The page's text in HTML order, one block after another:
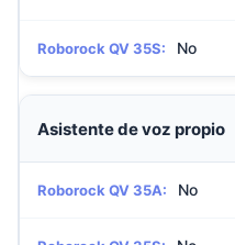
Roborock QV 35S: No
Asistente de voz propio
Roborock QV 35A: No